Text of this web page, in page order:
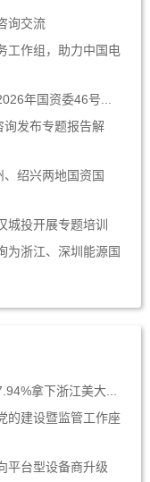
询交流
工作组，助力中国电
年国资委46号...
询发布专题报告解
、绍兴两地国资国
城投开展专题培训
为浙江、深圳能源国
拿下浙江美大...
的建设暨监管工作座
平台型设备商升级